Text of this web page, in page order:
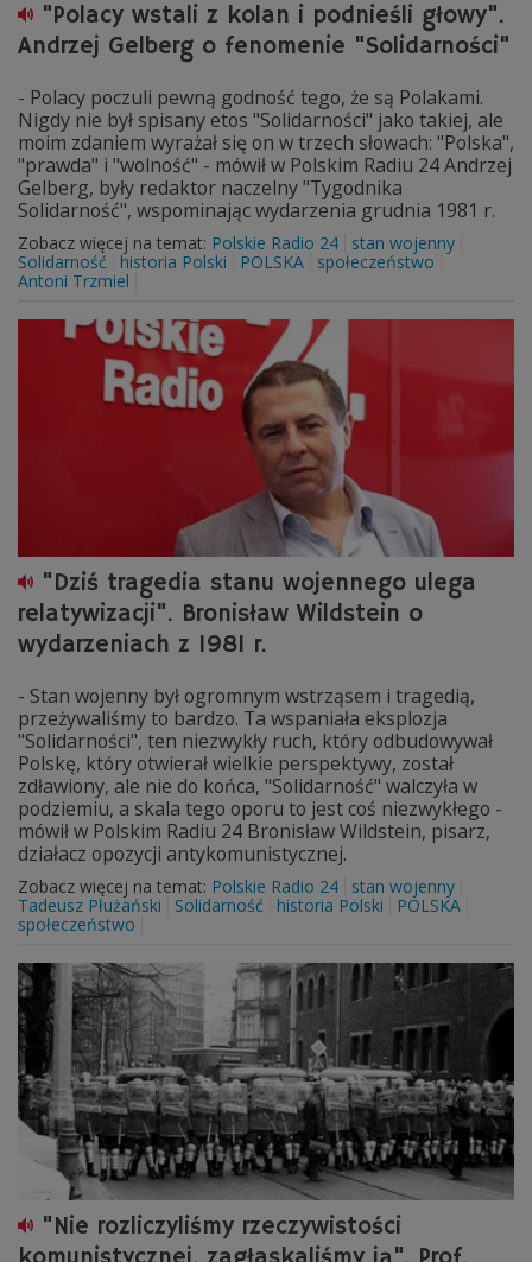
"Polacy wstali z kolan i podnieśli głowy".
Andrzej Gelberg o fenomenie "Solidarności"
- Polacy poczuli pewną godność tego, że są Polakami.
Nigdy nie był spisany etos "Solidarności" jako takiej, ale
moim zdaniem wyrażał się on w trzech słowach: "Polska",
"prawda" i "wolność" - mówił w Polskim Radiu 24 Andrzej
Gelberg, były redaktor naczelny "Tygodnika
Solidarność", wspominając wydarzenia grudnia 1981 r.
Zobacz więcej na temat: Polskie Radio 24
stan wojenny
Solidarność
historia Polski POLSKA
społeczeństwo
Antoni Trzmiel
"Dziś tragedia stanu wojennego ulega
relatywizacji". Bronisław Wildstein o
wydarzeniach z 1981 r.
- Stan wojenny był ogromnym wstrząsem i tragedią,
przeżywaliśmy to bardzo. Ta wspaniała eksplozja
"Solidarności", ten niezwykły ruch, który odbudowywał
Polskę, który otwierał wielkie perspektywy, został
zdławiony, ale nie do końca, "Solidarność" walczyła w
podziemiu, a skala tego oporu to jest coś niezwykłego -
mówił w Polskim Radiu 24 Bronisław Wildstein, pisarz,
działacz opozycji antykomunistycznej.
Zobacz więcej na temat: Polskie Radio 24
stan wojenny
Tadeusz Płużański
Solidarność historia Polski
POLSKA
społeczeństwo
"Nie rozliczyliśmy rzeczywistości